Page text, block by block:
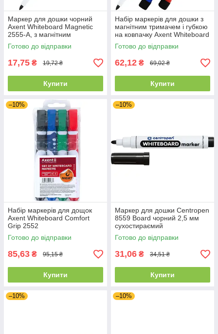
Маркер для дошки чорний
Axent Whiteboard Magnetic
2555-A, з магнітним
тримачем
Готово до відправки
17,75 ₴ 19,72 ₴
Купити
Набір маркерів для дошки з
магнітним тримачем і губкою
на ковпачку Axent Whiteboard
Magnetic 2555-A
Готово до відправки
62,12 ₴ 69,02 ₴
Купити
–10%
Набір маркерів для дощок
Axent Whiteboard Comfort
Grip 2552
Готово до відправки
85,63 ₴ 95,15 ₴
Купити
–10%
Маркер для дошки Centropen
8559 Board чорний 2,5 мм
сухостираємий
Готово до відправки
31,06 ₴ 34,51 ₴
Купити
–10% –10%